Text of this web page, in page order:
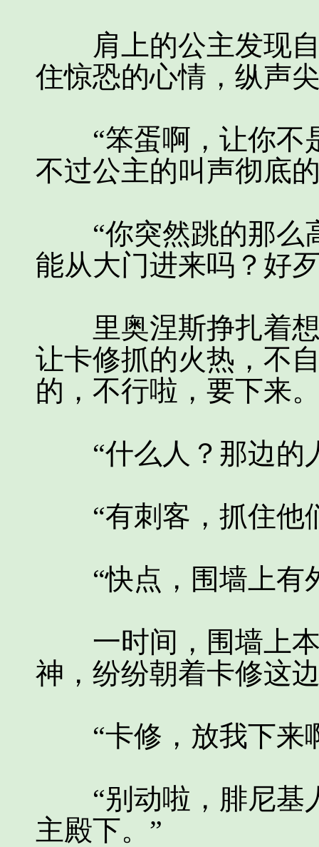
肩上的公主发现自
住惊恐的心情，纵声
“笨蛋啊，让你不
不过公主的叫声彻底
“你突然跳的那么
能从大门进来吗？好
里奥涅斯挣扎着想
让卡修抓的火热，不
的，不行啦，要下来
“什么人？那边的
“有刺客，抓住他
“快点，围墙上有
一时间，围墙上本
神，纷纷朝着卡修这
“卡修，放我下来
“别动啦，腓尼基
主殿下。”